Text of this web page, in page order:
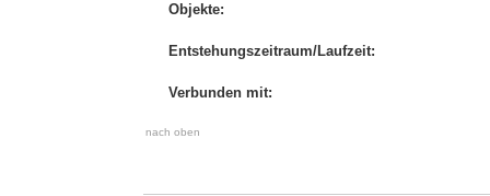
Objekte:
Entstehungszeitraum/Laufzeit:
Verbunden mit:
nach oben